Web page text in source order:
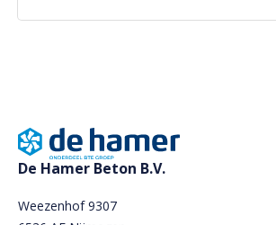
De Hamer Beton B.V.
Weezenhof 9307